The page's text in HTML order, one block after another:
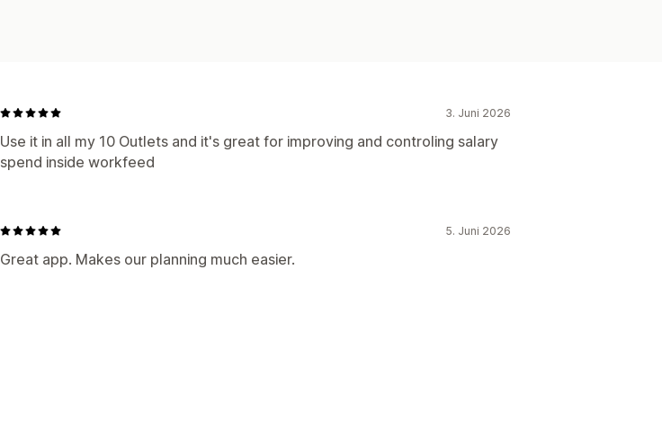
3. Juni 2026
Use it in all my 10 Outlets and it's great for improving and controling salary
spend inside workfeed
5. Juni 2026
Great app. Makes our planning much easier.